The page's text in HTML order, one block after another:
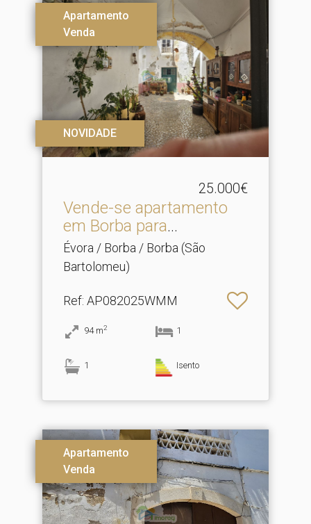
Apartamento
Venda
NOVIDADE
25.000€
Vende-se apartamento
em Borba para
recuperaçã.​..
Évora / Borba / Borba (São
Bartolomeu)
Ref: AP082025WMM
94 m2 1
1 Isento
Apartamento
Venda